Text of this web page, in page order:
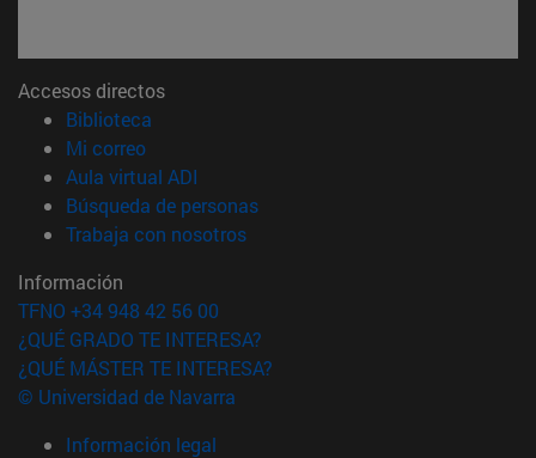
Accesos directos
Biblioteca
Mi correo(abre en nueva ventana)
Aula virtual ADI
Búsqueda de personas(abre en nueva ventana)
Trabaja con nosotros(abre en nueva ventana)
Información
TFNO +34 948 42 56 00
¿QUÉ GRADO TE INTERESA?
¿QUÉ MÁSTER TE INTERESA?
© Universidad de Navarra
Información legal